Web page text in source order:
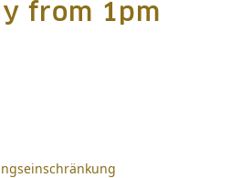
from 1pm